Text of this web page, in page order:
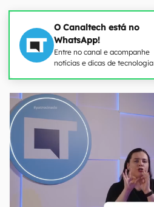
O Canaltech está no
WhatsApp!
Entre no canal e acompanhe
notícias e dicas de tecnologia